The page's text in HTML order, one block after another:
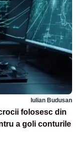
Iulian Budusan
folosesc din
a goli conturile